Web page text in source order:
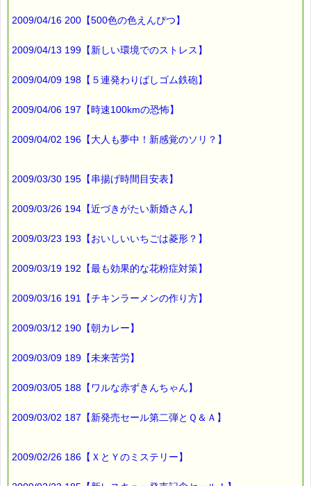
2009/04/16 200【500色の色えんぴつ】
2009/04/13 199【新しい環境でのストレス】
2009/04/09 198【５連発わりばしゴム鉄砲】
2009/04/06 197【時速100kmの恐怖】
2009/04/02 196【大人も夢中！新感覚のソリ？】
2009/03/30 195【串揚げ時間目安表】
2009/03/26 194【近づきがたい新婚さん】
2009/03/23 193【おいしいいちごは菱形？】
2009/03/19 192【最も効果的な花粉症対策】
2009/03/16 191【チキンラーメンの作り方】
2009/03/12 190【朝カレー】
2009/03/09 189【未来苦労】
2009/03/05 188【ワルな赤ずきんちゃん】
2009/03/02 187【新発売セール第二弾とＱ＆Ａ】
2009/02/26 186【ＸとＹのミステリー】